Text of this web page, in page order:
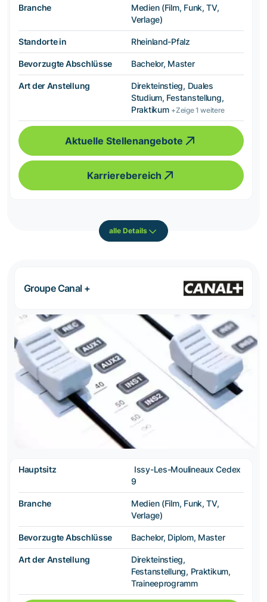
Branche
Medien (Film, Funk, TV,
Verlage)
Standorte in Rheinland-Pfalz
Bevorzugte Abschlüsse Bachelor, Master
Art der Anstellung
Direkteinstieg, Duales
Studium, Festanstellung,
Praktikum +Zeige 1 weitere
Aktuelle Stellenangebote
Karrierebereich
alle Details
Groupe Canal +
Hauptsitz
Issy-Les-Moulineaux Cedex
9
Branche
Medien (Film, Funk, TV,
Verlage)
Bevorzugte Abschlüsse Bachelor, Diplom, Master
Art der Anstellung
Direkteinstieg,
Festanstellung, Praktikum,
Traineeprogramm